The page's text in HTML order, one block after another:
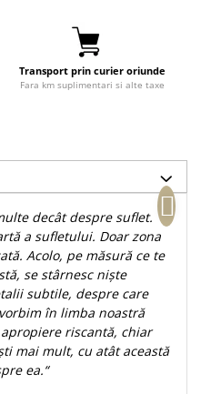
Transport prin curier oriunde
Fara km suplimentari si alte taxe
decât despre suflet.
a sufletului. Doar zona
Acolo, pe măsură ce te
se stârnesc niște
subtile, despre care
în limba noastră
riscantă, chiar
mai mult, cu atât această
ea.“